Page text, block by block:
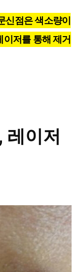
신점은 색소량이
저를 통해 제거
레이저